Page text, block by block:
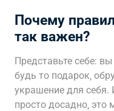
Почему
так важен?
Представьте себе:
будь то подарок‚
украшение для себя.
просто досадно‚